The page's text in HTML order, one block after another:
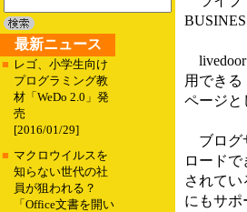
最新ニュース
■ レゴ、小学生向け
プログラミング教
材「WeDo 2.0」発
売
[2016/01/29]
■ マクロウイルスを
知らない世代の社
員が狙われる？
「Office文書を開い
livedoor
用できる
ページと
ブログ
ロード
されて
にもサポ